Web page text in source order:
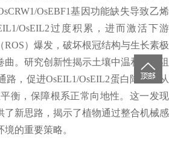
OsEBF1基因功能缺失导致乙烯
OsEIL2过度积累，进而激活下游
ROS）爆发，破坏根冠结构与生长素极
曲。研究创新性揭示土壤中温和机械阻
路，促进OsEIL1/OsEIL2蛋白降解，从
衡，保障根系正常向地性。这一发现
了新思路，揭示了植物通过整合机械感
的重要策略。